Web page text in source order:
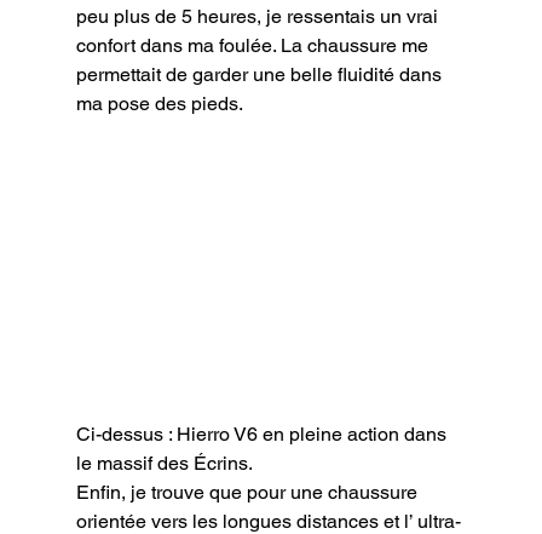
peu plus de 5 heures, je ressentais un vrai
confort dans ma foulée. La chaussure me
permettait de garder une belle fluidité dans
ma pose des pieds.
Ci-dessus : Hierro V6 en pleine action dans
le massif des Écrins.
Enfin, je trouve que pour une chaussure
orientée vers les longues distances et l’ ultra-